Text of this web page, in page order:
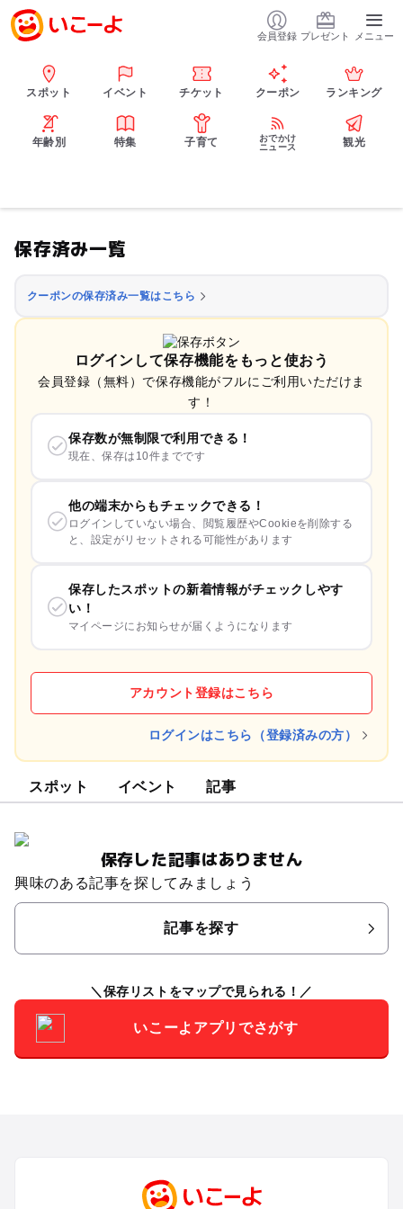
会員登録 プレゼント メニュー
スポット イベント チケット クーポン ランキング
年齢別 特集 子育て
おでかけ
ニュース
観光
保存済み一覧
クーポンの保存済み一覧はこちら
ログインして保存機能をもっと使おう
会員登録（無料）で保存機能がフルにご利用いただけま
す！
保存数が無制限で利用できる！
現在、保存は10件までです
他の端末からもチェックできる！
ログインしていない場合、閲覧履歴やCookieを削除する
と、設定がリセットされる可能性があります
保存したスポットの新着情報がチェックしやす
い！
マイページにお知らせが届くようになります
アカウント登録はこちら
ログインはこちら（登録済みの方）
スポット イベント 記事
保存した記事はありません
興味のある記事を探してみましょう
記事を探す
保存リストをマップで見られる！
いこーよアプリでさがす